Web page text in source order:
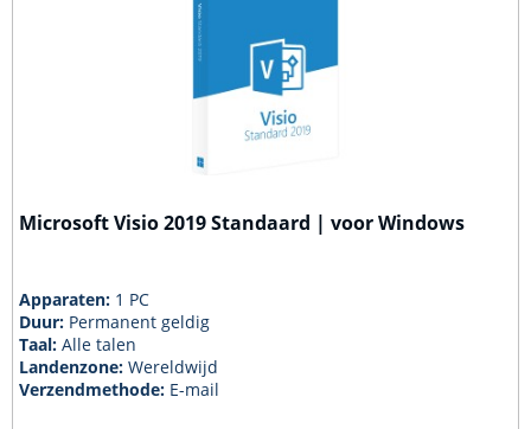
Microsoft Visio 2019 Standaard | voor Windows
Apparaten: 1 PC
Duur: Permanent geldig
Taal:Alle talen
Landenzone:Wereldwijd
Verzendmethode: E-mail